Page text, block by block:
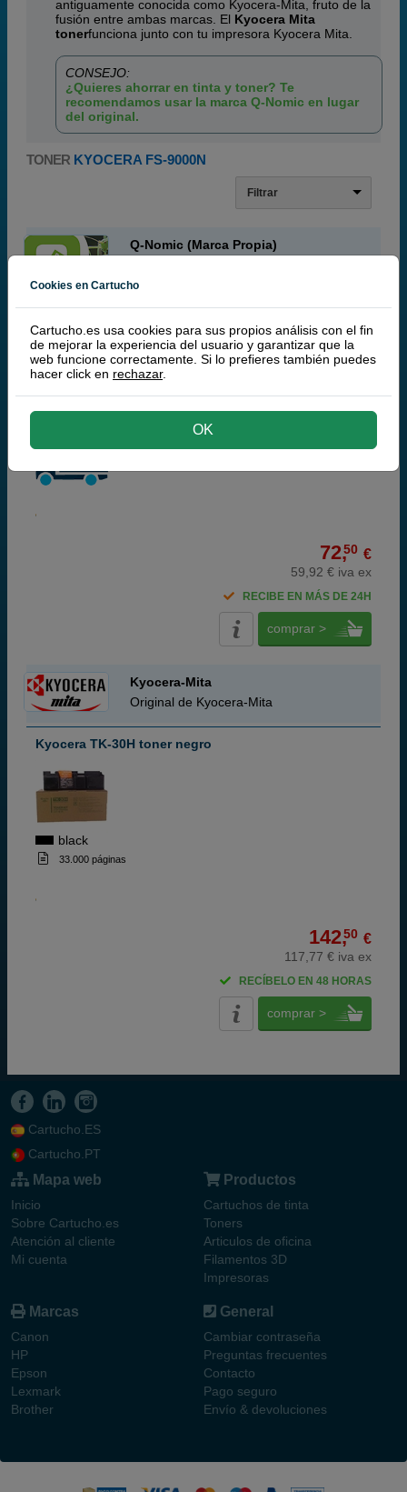
antiguamente conocida como Kyocera-Mita, fruto de la
fusión entre ambas marcas. El Kyocera Mita
tonerfunciona junto con tu impresora Kyocera Mita.
CONSEJO:
¿Quieres ahorrar en tinta y toner? Te
recomendamos usar la marca Q-Nomic en lugar
del original.
TONER KYOCERA FS-9000N
Filtrar
Q-Nomic (Marca Propia)
funcionamiento | Garantía 100%
Q-Nomic TK-30 toner negro
72,50 €
59,92 € iva ex
RECIBE EN MÁS DE 24H
comprar >
Kyocera-Mita
Original de Kyocera-Mita
Kyocera TK-30H toner negro
black
33.000 páginas
142,50 €
117,77 € iva ex
RECÍBELO EN 48 HORAS
comprar >
Cartucho.ES
Cartucho.PT
Mapa web
Inicio
Sobre Cartucho.es
Atención al cliente
Mi cuenta
Productos
Cartuchos de tinta
Toners
Articulos de oficina
Filamentos 3D
Impresoras
Marcas
Canon
HP
Epson
Lexmark
Brother
General
Cambiar contraseña
Preguntas frecuentes
Contacto
Pago seguro
Envío & devoluciones
Cookies en Cartucho
Cartucho.es usa cookies para sus propios análisis con el fin
de mejorar la experiencia del usuario y garantizar que la
web funcione correctamente. Si lo prefieres también puedes
hacer click en rechazar.
OK